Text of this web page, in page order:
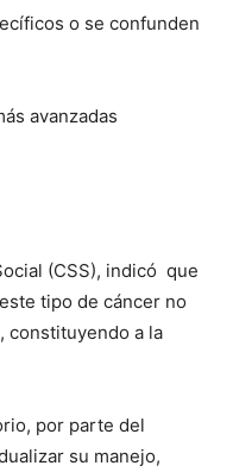
o se confunden
avanzadas
(CSS), indicó que
tipo de cáncer no
constituyendo a la
por parte del
su manejo,